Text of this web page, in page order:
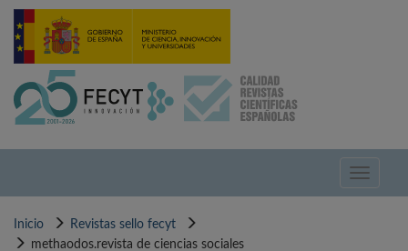
Pasar
contenido
Toggle
Inicio
Revistas sello fecyt
methaodos.revista de ciencias sociales